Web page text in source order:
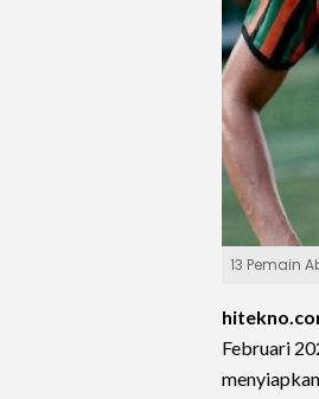
13 Pemain
Februari